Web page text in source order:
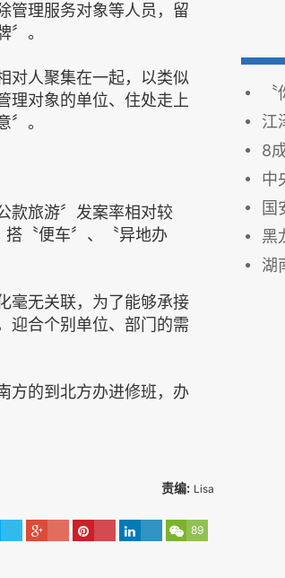
管理服务对象等人员，留
。
对人聚集在一起，以类似
理对象的单位、住处走上
。
款旅游〞发案率相对较
〝便车〞、〝异地办
毫无关联，为了能够承接
迎合个别单位、部门的需
方的到北方办进修班，办
责编: Lisa
89
江
8
中
国
黑
湖